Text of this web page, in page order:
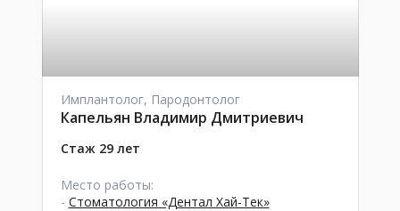
Имплантолог, Пародонтолог
Капельян Владимир Дмитриевич
Стаж 29 лет
Место работы:
- Стоматология «Дентал Хай-Тек»